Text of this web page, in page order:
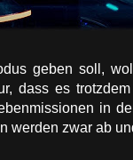
geben soll,
dass es
in
werden zwar ab